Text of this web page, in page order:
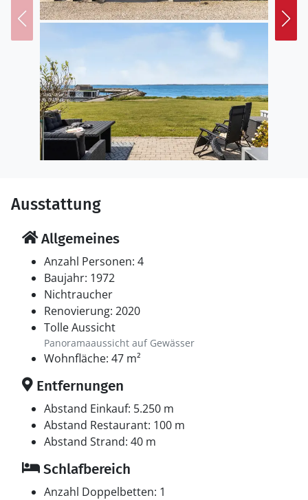
Die kleine Anlage liegt direkt am Dageløkke Hafen mit
Bademöglichkeit, Bootsverkehr und gemütlicher
Hafenstimmung. In der Sommerzeit laden Café und
Bar am Hafen zum Verweilen ein. Erkunden Sie die
Umgebung zu Fuß oder mit dem Rad, unternehmen
Sie Ausflüge nach Lohals mit seiner lebendigen
Sommeratmosphäre oder in die charmante Stadt
Rudkøbing mit Kopfsteinpflaster und historischen
Gassen. Auch Angler, Golfer und Naturliebhaber finden
Ausstattung
Allgemeines
Anzahl Personen: 4
Baujahr: 1972
Nichtraucher
Renovierung: 2020
Tolle Aussicht
Panoramaaussicht auf Gewässer
Wohnfläche: 47 m²
Entfernungen
Abstand Einkauf: 5.250 m
Abstand Restaurant: 100 m
Abstand Strand: 40 m
Schlafbereich
Anzahl Doppelbetten: 1